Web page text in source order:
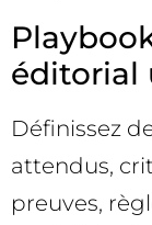
éditorial
Définissez
attendus,
preuves,